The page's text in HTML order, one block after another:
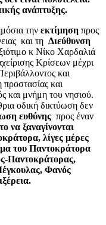
ανάπτυξης.
την εκτίμηση προς
και τη Διεύθυνση
κ Νίκο Χαρδαλιά
Κρίσεων μέχρι
και
προστασίας και
και μνήμη του νησιού.
οδική δικτύωση δεν
ευθύνης προς έναν
να ξαναγίνονται
λίγες μέρες
του Παντοκράτορα
Παντοκράτορας,
Φανός